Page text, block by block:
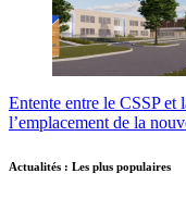
Entente entre le CSSP
l’emplacement de la
Actualités : Les plus populaires